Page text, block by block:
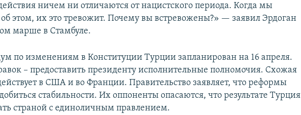
ничем ни отличаются от нацистского периода. Когда мы
этом, их это тревожит. Почему вы встревожены?» — заявил Эрдоган
марше в Стамбуле.
по изменениям в Конституции Турции запланирован на 16 апреля.
– предоставить президенту исполнительные полномочия. Схожая
в США и во Франции. Правительство заявляет, что реформы
стабильности. Их оппоненты опасаются, что результате Турция
страной с единоличным правлением.